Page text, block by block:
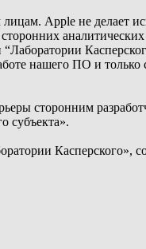
Apple не делает
нашего ПО и
сторонним
субъекта».
Касперского»,